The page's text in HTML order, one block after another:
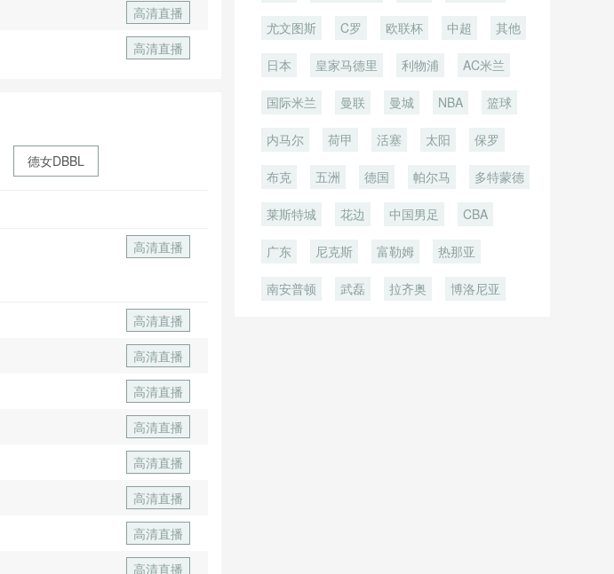
高清直播
高清直播
德女DBBL
高清直播
高清直播
高清直播
高清直播
高清直播
高清直播
高清直播
高清直播
高清直播
尤文图斯 C罗 欧联杯 中超 其他
日本 皇家马德里 利物浦 AC米兰
国际米兰 曼联 曼城 NBA 篮球
内马尔 荷甲 活塞 太阳 保罗
布克 五洲 德国 帕尔马 多特蒙德
莱斯特城 花边 中国男足 CBA
广东 尼克斯 富勒姆 热那亚
南安普顿 武磊 拉齐奥 博洛尼亚